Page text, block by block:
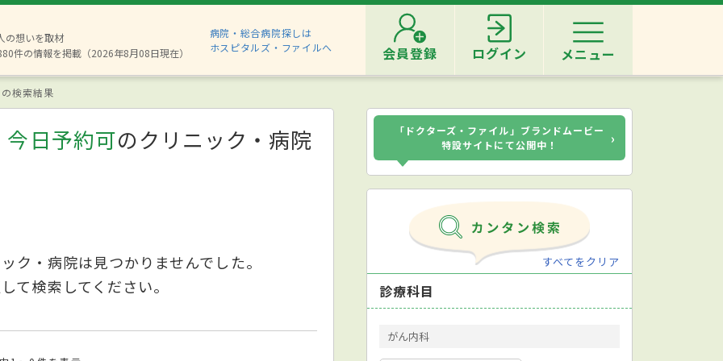
の想いを取材
件の情報を掲載（2026年8月08日現在）
病院・総合病院探しは
ホスピタルズ・ファイルへ
会員登録 ログイン メニュー
検索結果
日予約可のクリニック・病院
ク・病院は見つかりませんでした。
て検索してください。
「ドクターズ・ファイル」ブランドムービー
特設サイトにて公開中！
›
すべてをクリア
診療科目
がん内科